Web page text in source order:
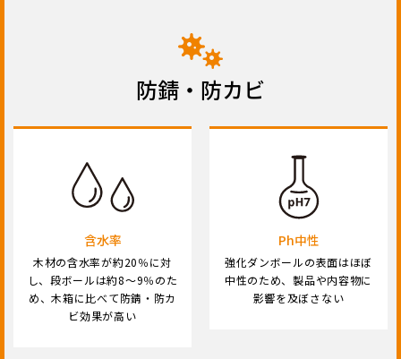
防錆・防カビ
含水率
木材の含水率が約20％に対
し、段ボールは約8～9％のた
め、木箱に比べて防錆・防カ
ビ効果が高い
Ph中性
強化ダンボールの表面はほぼ
中性のため、製品や内容物に
影響を及ぼさない